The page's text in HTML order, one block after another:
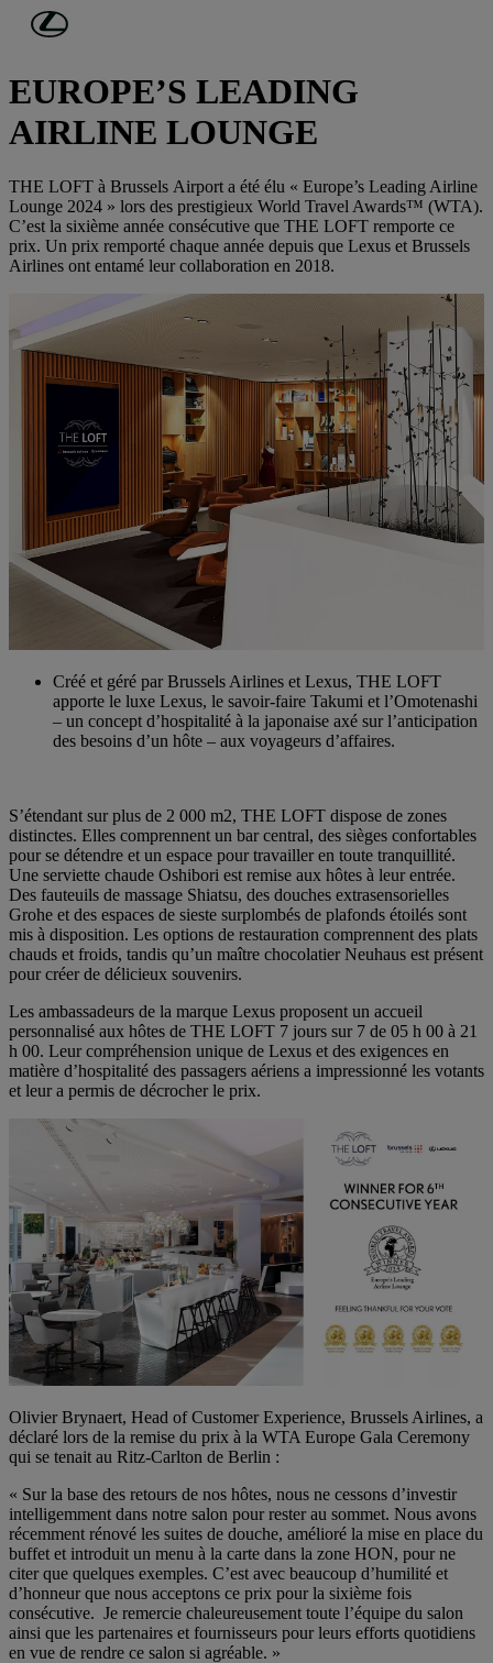
Passer au contenu principal
« THE LOFT » PAR LEXUS
EUROPE’S LEADING
AIRLINE LOUNGE
THE LOFT à Brussels Airport a été élu « Europe’s Leading Airline
Lounge 2024 » lors des prestigieux World Travel Awards™ (WTA).
C’est la sixième année consécutive que THE LOFT remporte ce
prix. Un prix remporté chaque année depuis que Lexus et Brussels
Airlines ont entamé leur collaboration en 2018.
Créé et géré par Brussels Airlines et Lexus, THE LOFT
apporte le luxe Lexus, le savoir-faire Takumi et l’Omotenashi
– un concept d’hospitalité à la japonaise axé sur l’anticipation
des besoins d’un hôte – aux voyageurs d’affaires.
S’étendant sur plus de 2 000 m2, THE LOFT dispose de zones
distinctes. Elles comprennent un bar central, des sièges confortables
pour se détendre et un espace pour travailler en toute tranquillité.
Une serviette chaude Oshibori est remise aux hôtes à leur entrée.
Des fauteuils de massage Shiatsu, des douches extrasensorielles
Grohe et des espaces de sieste surplombés de plafonds étoilés sont
mis à disposition. Les options de restauration comprennent des plats
chauds et froids, tandis qu’un maître chocolatier Neuhaus est présent
pour créer de délicieux souvenirs.
Les ambassadeurs de la marque Lexus proposent un accueil
personnalisé aux hôtes de THE LOFT 7 jours sur 7 de 05 h 00 à 21
h 00. Leur compréhension unique de Lexus et des exigences en
matière d’hospitalité des passagers aériens a impressionné les votants
et leur a permis de décrocher le prix.
Olivier Brynaert, Head of Customer Experience, Brussels Airlines, a
déclaré lors de la remise du prix à la WTA Europe Gala Ceremony
qui se tenait au Ritz-Carlton de Berlin :
« Sur la base des retours de nos hôtes, nous ne cessons d’investir
intelligemment dans notre salon pour rester au sommet. Nous avons
récemment rénové les suites de douche, amélioré la mise en place du
buffet et introduit un menu à la carte dans la zone HON, pour ne
citer que quelques exemples. C’est avec beaucoup d’humilité et
d’honneur que nous acceptons ce prix pour la sixième fois
consécutive. Je remercie chaleureusement toute l’équipe du salon
ainsi que les partenaires et fournisseurs pour leurs efforts quotidiens
en vue de rendre ce salon si agréable. »